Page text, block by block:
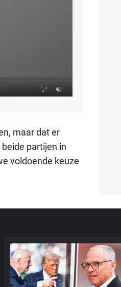
maar dat er
partijen in
voldoende keuze